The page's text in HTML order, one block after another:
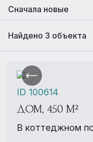
Сначала новые
Найдено 3 объекта
ДОМ, 450 М²
В коттеджном
ID 100614